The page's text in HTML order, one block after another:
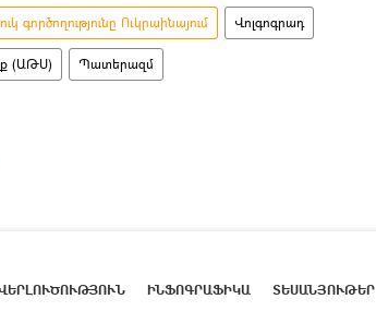
Ուկրաինայում Վոլգոգրադ
(ԱԹՍ) Պատերազմ
ԻՆՖՈԳՐԱՖԻԿԱ ՏԵՍԱՆՅՈՒԹԵՐ